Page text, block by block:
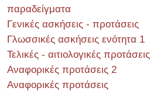
παραδείγματα
Γενικές ασκήσεις - προτάσεις
Γλωσσικές ασκήσεις ενότητα 1
Τελικές - αιτιολογικές προτάσεις
Αναφορικές προτάσεις 2
Αναφορικές προτάσεις